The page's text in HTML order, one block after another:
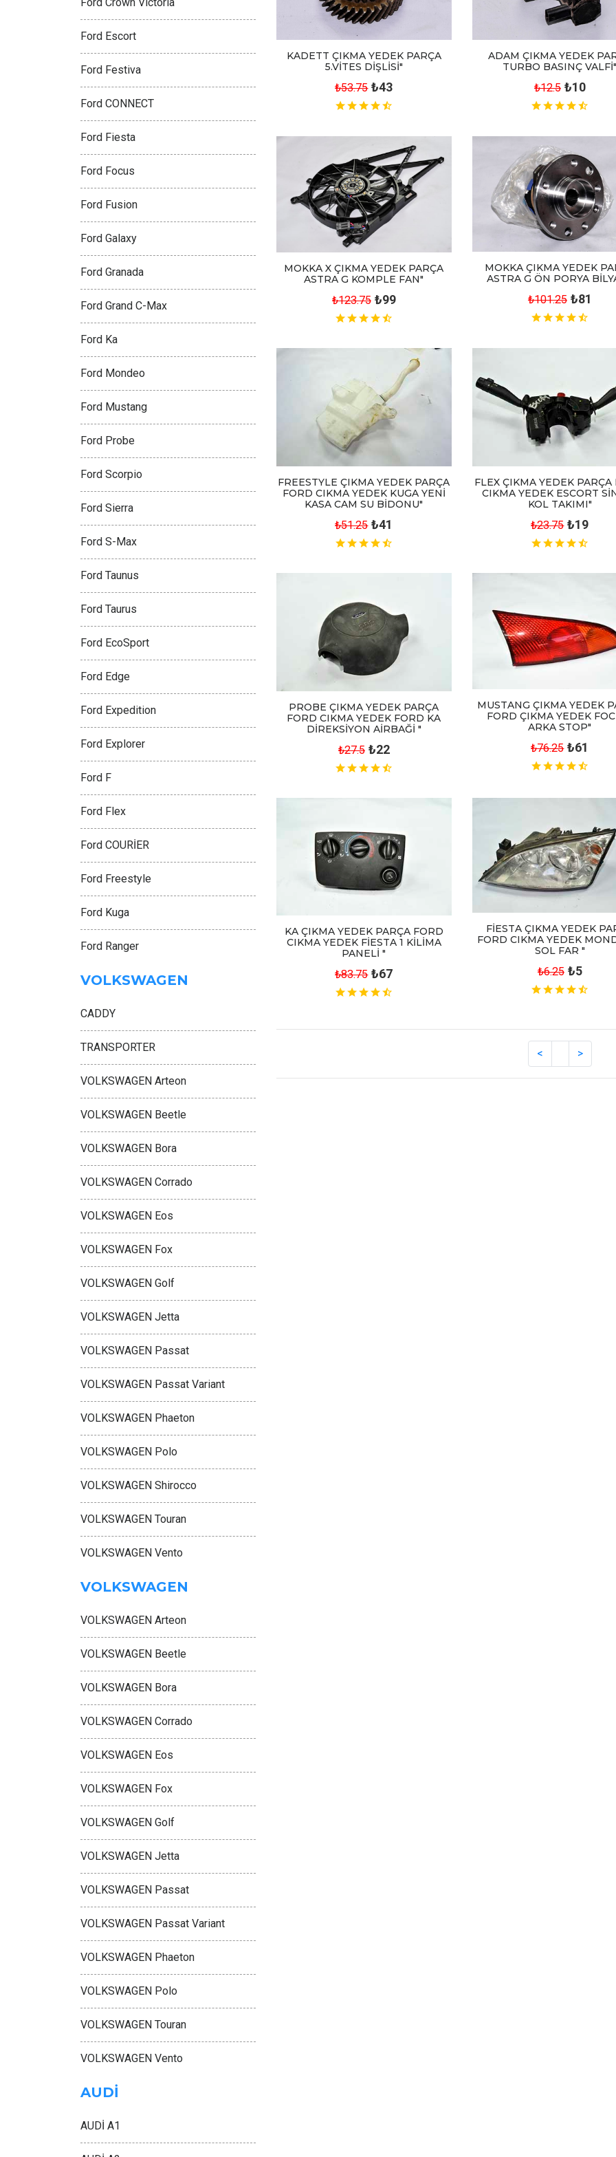
KADETT ÇIKMA YEDEK PARÇA
5.VİTES DİŞLİSİ"
₺53.75 ₺43
ADAM ÇIKMA YEDEK
TURBO BASINÇ VALFİ"
₺12.5 ₺10
MOKKA X ÇIKMA YEDEK PARÇA
ASTRA G KOMPLE FAN"
₺123.75 ₺99
MOKKA ÇIKMA YEDEK
ASTRA G ÖN PORYA
₺101.25 ₺81
FREESTYLE ÇIKMA YEDEK PARÇA
FORD CIKMA YEDEK KUGA YENİ
KASA CAM SU BİDONU"
₺51.25 ₺41
FLEX ÇIKMA YEDEK PARÇA
CIKMA YEDEK ESCORT
KOL TAKIMI"
₺23.75 ₺19
PROBE ÇIKMA YEDEK PARÇA
FORD CIKMA YEDEK FORD KA
DİREKSİYON AİRBAĞİ "
₺27.5 ₺22
MUSTANG ÇIKMA YEDEK
FORD ÇIKMA YEDEK
ARKA STOP"
₺76.25 ₺61
KA ÇIKMA YEDEK PARÇA FORD
CIKMA YEDEK FİESTA 1 KİLİMA
PANELİ "
₺83.75 ₺67
FİESTA ÇIKMA YEDEK
FORD CIKMA YEDEK
SOL FAR "
₺6.25 ₺5
Ford Escort
Ford Festiva
Ford CONNECT
Ford Fiesta
Ford Focus
Ford Fusion
Ford Galaxy
Ford Granada
Ford Grand C-Max
Ford Ka
Ford Mondeo
Ford Mustang
Ford Probe
Ford Scorpio
Ford Sierra
Ford S-Max
Ford Taunus
Ford Taurus
Ford EcoSport
Ford Edge
Ford Expedition
Ford Explorer
Ford F
Ford Flex
Ford COURİER
Ford Freestyle
Ford Kuga
Ford Ranger
VOLKSWAGEN
CADDY
TRANSPORTER
VOLKSWAGEN Arteon
VOLKSWAGEN Beetle
VOLKSWAGEN Bora
VOLKSWAGEN Corrado
VOLKSWAGEN Eos
VOLKSWAGEN Fox
VOLKSWAGEN Golf
VOLKSWAGEN Jetta
VOLKSWAGEN Passat
VOLKSWAGEN Passat Variant
VOLKSWAGEN Phaeton
VOLKSWAGEN Polo
VOLKSWAGEN Shirocco
VOLKSWAGEN Touran
VOLKSWAGEN Vento
VOLKSWAGEN
VOLKSWAGEN Arteon
VOLKSWAGEN Beetle
VOLKSWAGEN Bora
VOLKSWAGEN Corrado
VOLKSWAGEN Eos
VOLKSWAGEN Fox
VOLKSWAGEN Golf
VOLKSWAGEN Jetta
VOLKSWAGEN Passat
VOLKSWAGEN Passat Variant
VOLKSWAGEN Phaeton
VOLKSWAGEN Polo
VOLKSWAGEN Touran
VOLKSWAGEN Vento
AUDİ
AUDİ A1